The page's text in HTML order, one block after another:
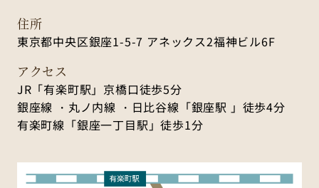
住所
東京都中央区銀座1-5-7 アネックス2福神ビル6F
アクセス
JR「有楽町駅」京橋口徒歩5分
銀座線 ・丸ノ内線 ・日比谷線「銀座駅 」徒歩4分
有楽町線「銀座一丁目駅」徒歩1分